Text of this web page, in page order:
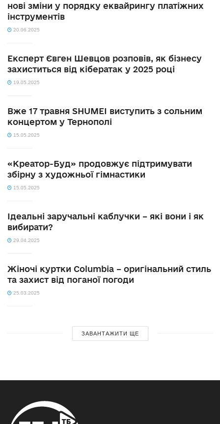
нові зміни у порядку еквайрингу платіжних
інструментів
20.06.2025
Експерт Євген Шевцов розповів, як бізнесу
захиститься від кібератак у 2025 році
19.05.2025
Вже 17 травня SHUMEI виступить з сольним
концертом у Тернополі
15.05.2025
«Креатор-Буд» продовжує підтримувати
збірну з художньої гімнастики
15.05.2025
Ідеальні заручальні каблучки – які вони і як
вибирати?
29.04.2025
Жіночі куртки Columbia – оригінальний стиль
та захист від поганої погоди
25.03.2025
ЗАВАНТАЖИТИ ЩЕ